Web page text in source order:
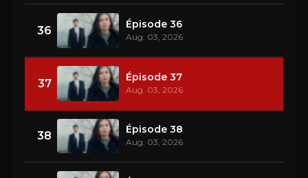
36 Épisode 36
Aug. 03, 2026
37 Épisode 37
Aug. 03, 2026
38 Épisode 38
Aug. 03, 2026